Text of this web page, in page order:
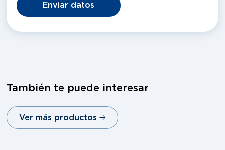
Enviar datos
También te puede interesar
Ver más productos